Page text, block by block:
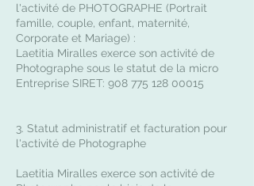
l'activité de PHOTOGRAPHE (Portrait
famille, couple, enfant, maternité,
Corporate et Mariage) :
Laetitia Miralles exerce son activité de
Photographe sous le statut de la micro
Entreprise SIRET: 908 775 128 00015
3. Statut administratif et facturation pour
l'activité de Photographe
Laetitia Miralles exerce son activité de